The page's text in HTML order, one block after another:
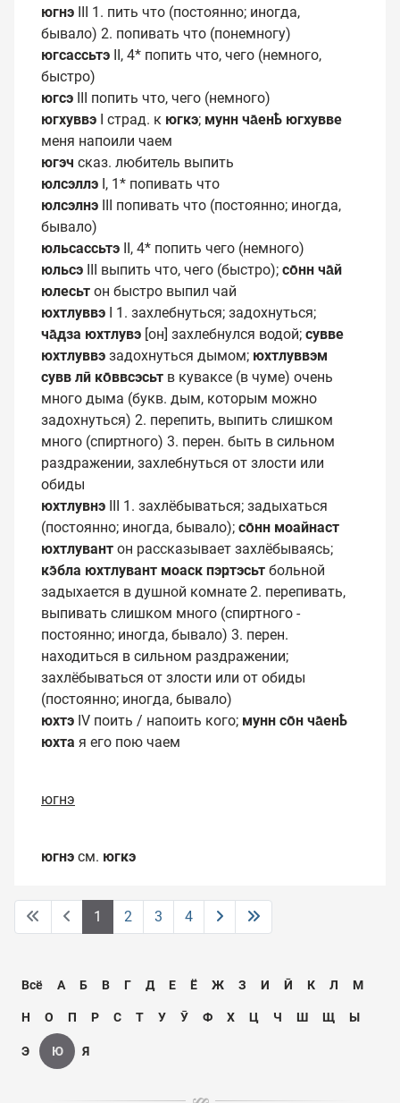
югнэ III 1. пить что (постоянно; иногда,
бывало) 2. попивать что (понемногу)
югсассьтэ II, 4* попить что, чего (немного,
быстро)
югсэ III попить что, чего (немного)
югхуввэ I страд. к югкэ; мунн ча̄енҍ югхувве
меня напоили чаем
югэч сказ. любитель выпить
юлсэллэ I, 1* попивать что
юлсэлнэ III попивать что (постоянно; иногда,
бывало)
юльсассьтэ II, 4* попить чего (немного)
юльсэ III выпить что, чего (быстро); со̄нн ча̄й
юлесьт он быстро выпил чай
юхтлуввэ I 1. захлебнуться; задохнуться;
ча̄дза юхтлувэ [он] захлебнулся водой; сувве
юхтлуввэ задохнуться дымом; юхтлуввэм
сувв лӣ ко̄ввсэсьт в куваксе (в чуме) очень
много дыма (букв. дым, которым можно
задохнуться) 2. перепить, выпить слишком
много (спиртного) 3. перен. быть в сильном
раздражении, захлебнуться от злости или
обиды
юхтлувнэ III 1. захлёбываться; задыхаться
(постоянно; иногда, бывало); со̄нн моайнаст
юхтлувант он рассказывает захлёбываясь;
кэ̄бла юхтлувант моаск пэҏтэсьт больной
задыхается в душной комнате 2. перепивать,
выпивать слишком много (спиртного -
постоянно; иногда, бывало) 3. перен.
находиться в сильном раздражении;
захлёбываться от злости или от обиды
(постоянно; иногда, бывало)
юхтэ IV поить / напоить кого; мунн со̄н ча̄енҍ
юхта я его пою чаем
югнэ
югнэ см. югкэ
1 2 3 4
Всё А Б В Г Д Е Ё Ж З И Ӣ К Л М
Н О П Р С Т У Ӯ Ф Х Ц Ч Ш Щ Ы
Э Ю Я